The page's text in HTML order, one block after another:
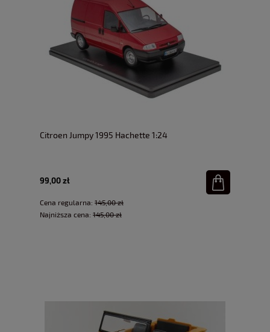
Citroen Jumpy 1995 Hachette 1:24
99,00 zł
Cena regularna: 145,00 zł
Najniższa cena: 145,00 zł